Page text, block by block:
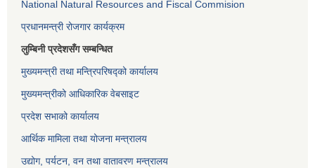
National Natural Resources and Fiscal Commision
प्रधानमन्त्री रोजगार कार्यक्रम
लुम्बिनी प्रदेशसँग सम्बन्धित
मुख्यमन्त्री तथा मन्त्रिपरिषद्को कार्यालय
मुख्यमन्त्रीको आधिकारिक वेबसाइट
प्रदेश सभाको कार्यालय
आर्थिक मामिला तथा योजना मन्त्रालय
उद्योग, पर्यटन, वन तथा वातावरण मन्त्रालय